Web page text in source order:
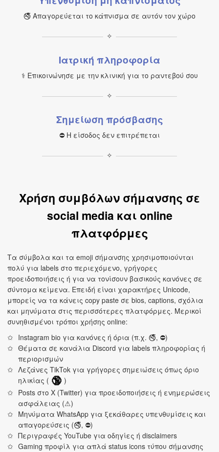
🚭 Απαγορεύεται το κάπνισμα σε αυτόν τον χώρο
✧
Ιατρική πληροφορία
⚕ Επικοινώνησε με την κλινική για το ραντεβού σου
✧
Σημείωση πρόσβασης
⛔ Η είσοδος δεν επιτρέπεται
✧
Χρήση συμβόλων σήμανσης σε
social media και online
πλατφόρμες
Τα σύμβολα και τα emoji σήμανσης χρησιμοποιούνται
πολύ για labels στο περιεχόμενο, γρήγορες
προειδοποιήσεις ή για να τονίσουν βασικούς κανόνες σε
σύντομα κείμενα. Επειδή είναι χαρακτήρες Unicode,
μπορείς να τα κάνεις copy paste σε bios, captions, σχόλια
και μηνύματα στις περισσότερες πλατφόρμες. Μερικοί
συνηθισμένοι τρόποι χρήσης online:
Instagram bio για κανόνες ή όρια (π.χ. 🚭, ⛔)
Θέματα σε κανάλια Discord για labels πληροφορίας ή
περιορισμών
Λεζάνες TikTok για γρήγορες σημειώσεις όπως όριο
ηλικίας ( 🔞 )
Posts στο X (Twitter) για προειδοποιήσεις ή ενημερώσεις
ασφάλειας (⚠)
Μηνύματα WhatsApp για ξεκάθαρες υπενθυμίσεις και
απαγορεύσεις (🚭, ⛔)
Περιγραφές YouTube για οδηγίες ή disclaimers
Gaming προφίλ για απλά status icons τύπου σήμανσης